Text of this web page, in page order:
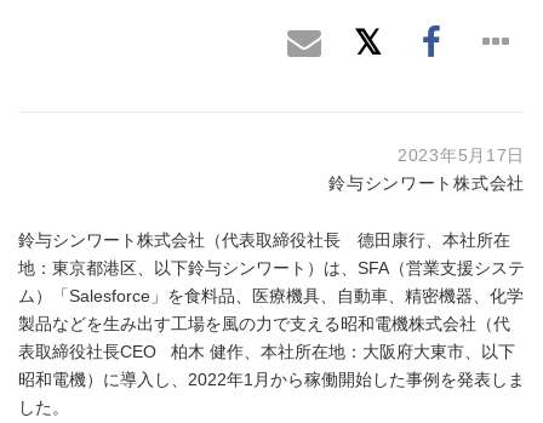
2023年5月17日
鈴与シンワート株式会社
鈴与シンワート株式会社（代表取締役社長 德田康行、本社所在
地：東京都港区、以下鈴与シンワート）は、SFA（営業支援システ
ム）「Salesforce」を食料品、医療機具、自動車、精密機器、化学
製品などを生み出す工場を風の力で支える昭和電機株式会社（代
表取締役社長CEO 柏木 健作、本社所在地：大阪府大東市、以下
昭和電機）に導入し、2022年1月から稼働開始した事例を発表しま
した。